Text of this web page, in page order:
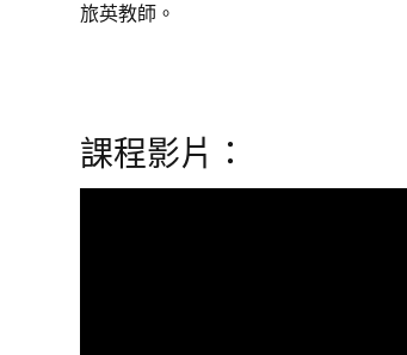
旅英教師。
課程影片：